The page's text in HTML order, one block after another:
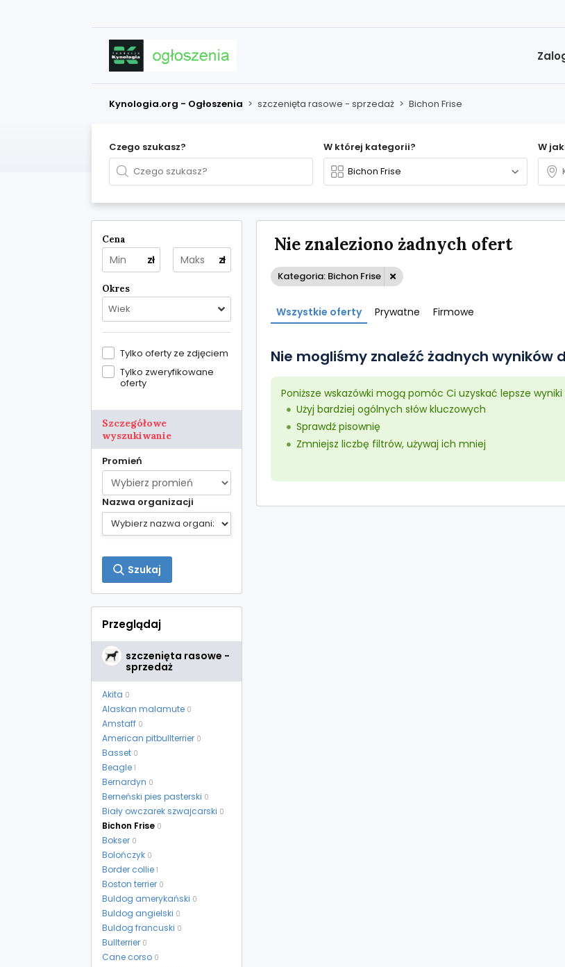
Kynologia.org - Ogłoszenia > szczenięta rasowe - sprzedaż > Bichon Frise
Czego szukasz? W której kategorii? W
Cena
zł zł
Okres
Wiek
Tylko oferty ze zdjęciem
Tylko zweryfikowane
oferty
Szczegółowe
wyszukiwanie
Promień
Nazwa organizacji
Szukaj
Przeglądaj
szczenięta rasowe -
sprzedaż
Akita 0
Alaskan malamute 0
Amstaff 0
American pitbullterrier 0
Basset 0
Beagle 1
Bernardyn 0
Berneński pies pasterski 0
Biały owczarek szwajcarski 0
Bichon Frise 0
Bokser 0
Bolończyk 0
Border collie 1
Boston terrier 0
Buldog amerykański 0
Buldog angielski 0
Buldog francuski 0
Bullterrier 0
Cane corso 0
Nie znaleziono żadnych ofert
Kategoria: Bichon Frise
Wszystkie oferty Prywatne Firmowe
Nie mogliśmy znaleźć żadnych wyników
Poniższe wskazówki mogą pomóc Ci uzyskać lepsze wyniki
Użyj bardziej ogólnych słów kluczowych
Sprawdź pisownię
Zmniejsz liczbę filtrów, używaj ich mniej